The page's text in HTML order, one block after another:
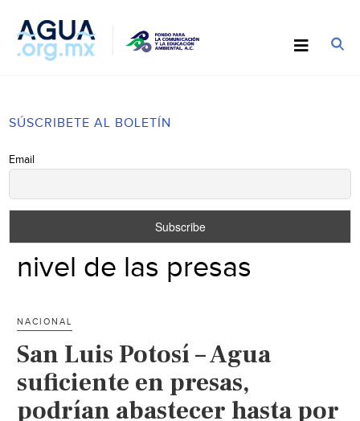
SÚSCRIBETE AL BOLETÍN
Email
nivel de las presas
NACIONAL
San Luis Potosí – Agua
suficiente en presas,
podrían abastecer hasta por